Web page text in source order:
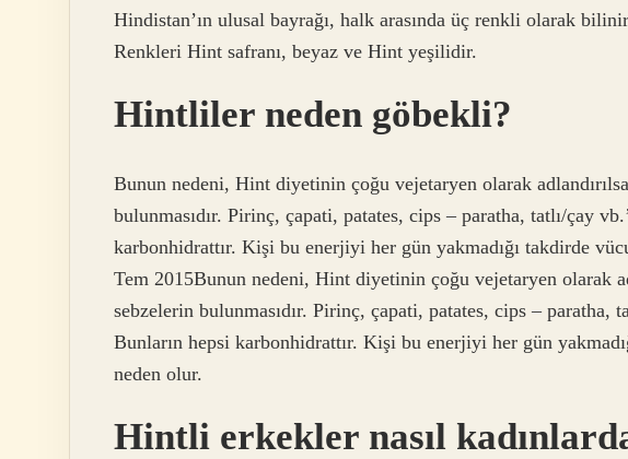
Hindistan’ın ulusal bayrağı, halk arasında üç renkli olarak
Renkleri Hint safranı, beyaz ve Hint yeşilidir.
Hintliler neden göbekli?
Bunun nedeni, Hint diyetinin çoğu vejetaryen olarak
bulunmasıdır. Pirinç, çapati, patates, cips – paratha, tatlı/çay
karbonhidrattır. Kişi bu enerjiyi her gün yakmadığı takdirde
Tem 2015Bunun nedeni, Hint diyetinin çoğu vejetaryen olarak
sebzelerin bulunmasıdır. Pirinç, çapati, patates, cips – paratha,
Bunların hepsi karbonhidrattır. Kişi bu enerjiyi her gün
neden olur.
Hintli erkekler nasıl